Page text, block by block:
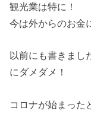
観光業は特に！
今は外からのお金
以前にも書きまし
にダメダメ！
コロナが始まった